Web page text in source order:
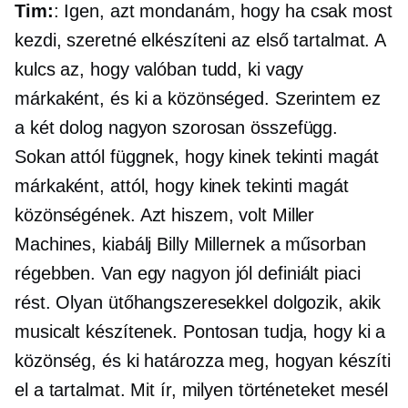
Tim:: Igen, azt mondanám, hogy ha csak most
kezdi, szeretné elkészíteni az első tartalmat. A
kulcs az, hogy valóban tudd, ki vagy
márkaként, és ki a közönséged. Szerintem ez
a két dolog nagyon szorosan összefügg.
Sokan attól függnek, hogy kinek tekinti magát
márkaként, attól, hogy kinek tekinti magát
közönségének. Azt hiszem, volt Miller
Machines, kiabálj Billy Millernek a műsorban
régebben. Van egy nagyon jól definiált piaci
rést. Olyan ütőhangszeresekkel dolgozik, akik
musicalt készítenek. Pontosan tudja, hogy ki a
közönség, és ki határozza meg, hogyan készíti
el a tartalmat. Mit ír, milyen történeteket mesél